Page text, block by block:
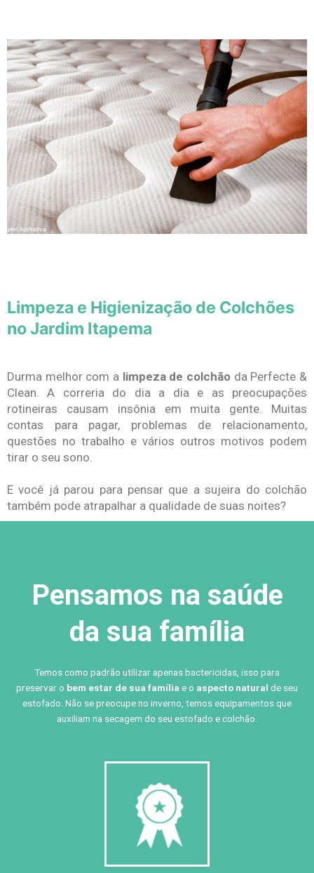
Limpeza e Higienização de Colchões
no Jardim Itapema
Durma melhor com a limpeza de colchão da Perfecte &
Clean. A correria do dia a dia e as preocupações
rotineiras causam insônia em muita gente. Muitas
contas para pagar, problemas de relacionamento,
questões no trabalho e vários outros motivos podem
tirar o seu sono.
E você já parou para pensar que a sujeira do colchão
também pode atrapalhar a qualidade de suas noites?
Pensamos na saúde
da sua família
Temos como padrão utilizar apenas bactericidas, isso para
preservar o bem estar de sua família e o aspecto natural de seu
estofado. Não se preocupe no inverno, temos equipamentos que
auxiliam na secagem do seu estofado e colchão.